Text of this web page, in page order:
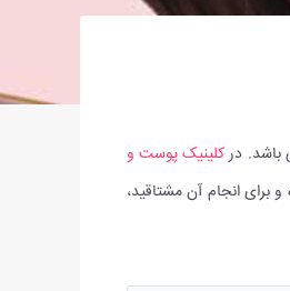
باشد. درکلینیک پوست و
برای انجام آن مشتاقید،